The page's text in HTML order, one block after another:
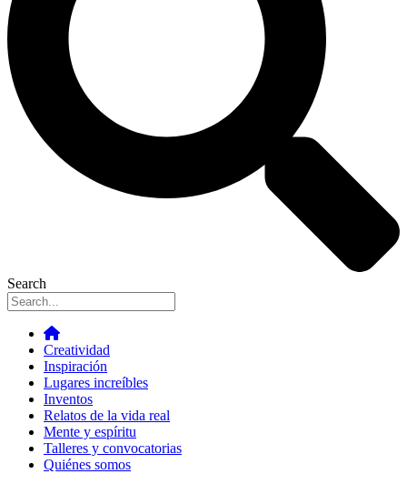
Search
Creatividad
Inspiración
Lugares increíbles
Inventos
Relatos de la vida real
Mente y espíritu
Talleres y convocatorias
Quiénes somos